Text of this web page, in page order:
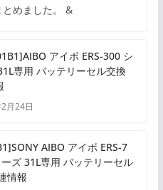
めました。 &
アイボ ERS-300 シ
専用 バッテリーセル交換
月24日
AIBO アイボ ERS-7
ズ 31L専用 バッテリーセル
情報